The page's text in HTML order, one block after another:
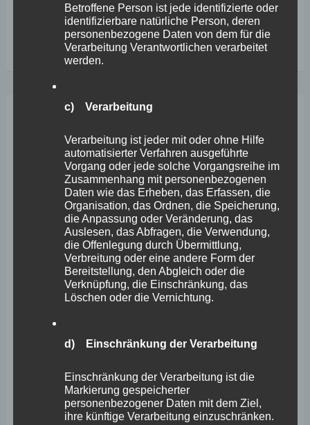
Weiterlesen
Wirtschaftsförderungsausschus
Betroffene Person ist jede identifizierte oder
identifizierbare natürliche Person, deren
personenbezogene Daten von dem für die
Verarbeitung Verantwortlichen verarbeitet
werden.
c) Verarbeitung
Verarbeitung ist jeder mit oder ohne Hilfe
automatisierter Verfahren ausgeführte
Vorgang oder jede solche Vorgangsreihe im
Zusammenhang mit personenbezogenen
Daten wie das Erheben, das Erfassen, die
Organisation, das Ordnen, die Speicherung,
die Anpassung oder Veränderung, das
Auslesen, das Abfragen, die Verwendung,
die Offenlegung durch Übermittlung,
Verbreitung oder eine andere Form der
Bereitstellung, den Abgleich oder die
Verknüpfung, die Einschränkung, das
Löschen oder die Vernichtung.
d) Einschränkung der Verarbeitung
Einschränkung der Verarbeitung ist die
Markierung gespeicherter
personenbezogener Daten mit dem Ziel,
ihre künftige Verarbeitung einzuschränken.